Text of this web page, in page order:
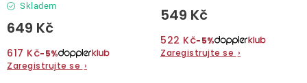
Skladem
649 Kč
617 Kč−5%
Zaregistrujte se ›
549 Kč
522 Kč−5%
Zaregistrujte se ›